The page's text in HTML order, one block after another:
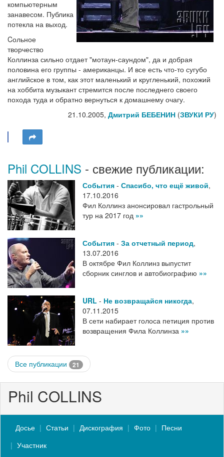
компьютерным
занавесом. Публика
потекла на выход.
Cольное
творчество
Коллинза сильно отдает "мотаун-саундом", да и добрая
половина его группы - американцы. И все есть что-то сугубо
английское в том, как этот маленький и кругленький, похожий
на хоббита музыкант стремится после последнего своего
похода туда и обратно вернуться к домашнему очагу.
21.10.2005, Дмитрий БЕБЕНИН (ЗВУКИ РУ)
Phil COLLINS - свежие публикации:
События - Спасибо, что ещё живой,
17.10.2016
Фил Коллинз анонсировал гастрольный
тур на 2017 год »»
События - За отчетный период,
13.07.2016
В октябре Фил Коллинз выпустит
сборник синглов и автобиографию »»
URL - Не возвращайся никогда,
07.11.2015
В сети набирает голоса петиция против
возвращения Фила Коллинза »»
Все публикации 21
Phil COLLINS
Досье Статьи Дискография Фото
Песни
Участник